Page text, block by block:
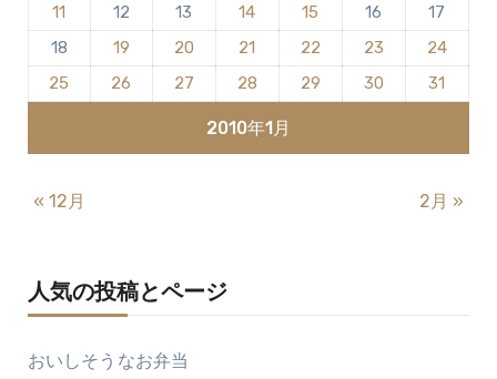
ん
2010年1月
11
12 13 14 15 16
17
18
19 20 21 22 23
24
25
26 27 28 29 30 31
« 12月 2月 »
人気の投稿とページ
おいしそうなお弁当